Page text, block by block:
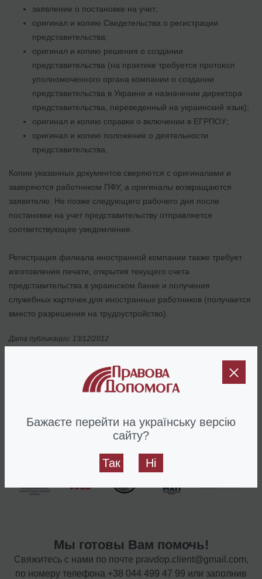
заявление о постановке на учет;
оригинал и копию Свидетельства о регистрации
представительства;
оригинал и копию решения о создании
представительства (на практике требуется протокол
уполномоченного органа компании о создании
представительства в Украине и назначении директора
представительства, переведенный на украинский язык);
оригинал и копию справки о включении в ЕГРПОУ;
оригинал и копию положение о деятельности
представительства.
Копии указанных документов сверяются с оригиналами и
заверяются работником ПФУ, а оригиналы возвращаются
заявителю. Не позже следующего рабочего дня после
постановки на учет представительству отправляется
соответствующее уведомление.
Регистрация филиала иностранной компании также требует
изготовления печати, открытия текущего счета
представительства в украинском банке и получения
служебных карточек для иностранных работников (получается
вместо разрешения на трудоустройство).
Дата публикации: 13/12/2012
Наши клиенты
Мы готовы Вам помочь!
Свяжитесь с нами по почте pravdop.client@gmail.com,
по номеру телефона +38 044 499 47 99 или заполнив
Бажаєте перейти на українську версію
сайту?
Так Ні